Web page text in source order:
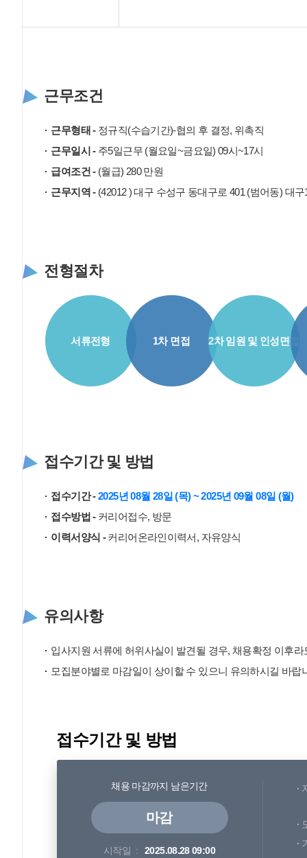
근무조건
근무형태 - 정규직(수습기간)-협의 후 결정, 위촉직
근무일시 - 주5일근무 (월요일~금요일) 09시~17시
급여조건 - (월급) 280 만원
근무지역 - (42012 ) 대구 수성구 동대구로 401 (범어동) 대
전형절차
서류전형 1차 면접 2차 임원 및 인성면접
접수기간 및 방법
접수기간 -2025년 08월 28일 (목) ~ 2025년 09월 08일 (월)
접수방법 - 커리어접수, 방문
이력서양식 -커리어온라인이력서, 자유양식
유의사항
입사지원 서류에 허위사실이 발견될 경우, 채용확정 이후
모집분야별로 마감일이 상이할 수 있으니 유의하시길 바랍
접수기간 및 방법
채용 마감까지 남은기간
마감
시작일 2025.08.28 09:00